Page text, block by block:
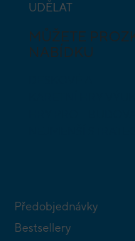
UDĚLAT
MŮŽETE
NABÍDKU
Předobjednávky
Bestsellery